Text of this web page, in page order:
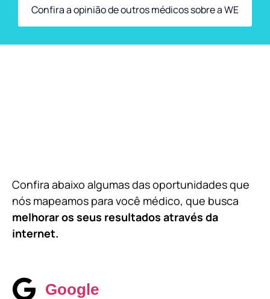
Confira a opinião de outros médicos sobre a WE
Confira abaixo algumas das oportunidades que
nós mapeamos para você médico, que busca
melhorar os seus resultados através da
internet.
Google